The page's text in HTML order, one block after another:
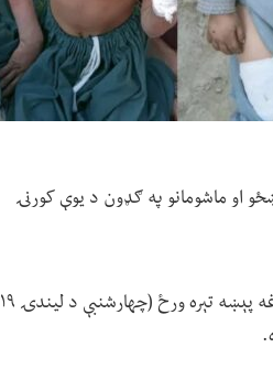
او ماشومانو په ګډون د یوې کورنۍ
ننګرهار کې د طالبانو د عامې روغتیا ریاست ویاند نقیب الله رحیمي ویلي، دغه پېښه تېره ورځ (چهارشنبې د لیندۍ ۱۹